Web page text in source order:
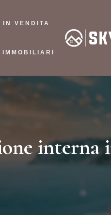
IN VENDITA
IMMOBILIARI
interna